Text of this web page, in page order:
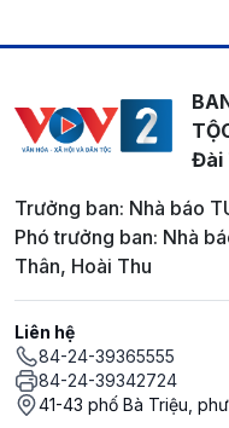
Đài
Trưởng ban: Nhà báo
Phó trưởng ban: Nhà
Thân, Hoài Thu
Liên hệ
84-24-39365555
84-24-39342724
41-43 phố Bà Triệu,